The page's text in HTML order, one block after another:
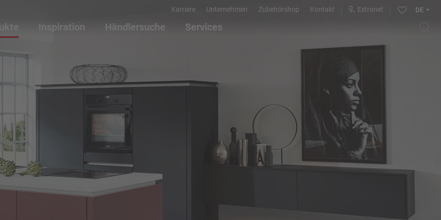
Karriere Unternehmen Zubehörshop Kontakt Extranet DE
Inspiration Händlersuche Services